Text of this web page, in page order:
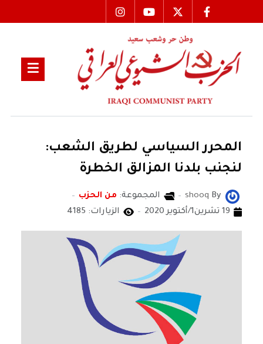
المحرر السياسي لطريق الشعب:
لنجنب بلدنا المزالق الخطرة
By
shooq المجموعة: من الحزب
19 تشرين1/أكتوير 2020
الزيارات: 4185